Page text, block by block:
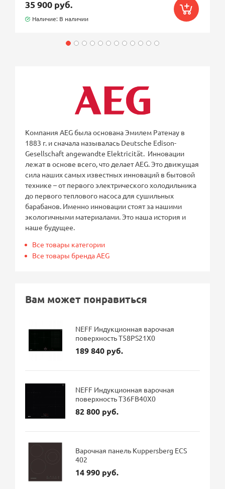
35 900 руб.
Наличие: В наличии
Компания AEG была основана Эмилем Ратенау в
1883 г. и сначала называлась Deutsche Edison-
Gesellschaft angewandte Elektricität. Инновации
лежат в основе всего, что делает AEG. Это движущая
сила наших самых известных инноваций в бытовой
технике – от первого электрического холодильника
до первого теплового насоса для сушильных
барабанов. Именно инновации стоят за нашими
экологичными материалами. Это наша история и
наше будущее.
Все товары категории
Все товары бренда AEG
Вам может понравиться
NEFF Индукционная варочная
поверхность T58PS21X0
189 840 руб.
NEFF Индукционная варочная
поверхность T36FB40X0
82 800 руб.
Варочная панель Kuppersberg ECS
402
14 990 руб.